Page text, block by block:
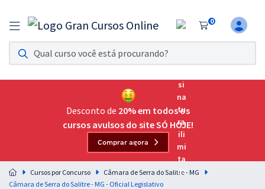
0
Assinatura Ilimitada 11
Acesso a todos os cursos. Teste grátis por 7 dias!
Assinatura OAB Até Passar
Acesso ilimitado a toda preparação para o Exame da
Residências Multiprofissionais
Preparação completa e intensiva para as principais
residências em saúde do Brasil
Desconto de 20% em todos os
cursos avulsos do site SÓ HOJE!
Comprar agora
Cursos por Concurso
Câmara de Serra do Salitre - MG
Câmara de Serra do Salitre - MG - Oficial Legislativo